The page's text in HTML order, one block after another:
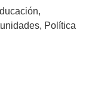
Política